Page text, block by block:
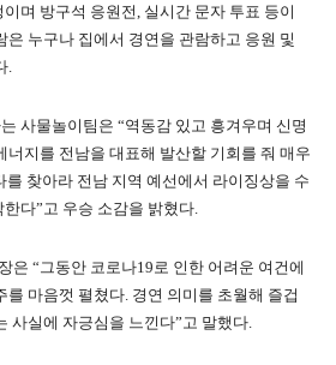
며 방구석 응원전, 실시간 문자 투표 등이
은 누구나 집에서 경연을 관람하고 응원 및
.
사물놀이팀은 “역동감 있고 흥겨우며 신명
너지를 전남을 대표해 발산할 기회를 줘 매우
를 찾아라 전남 지역 예선에서 라이징상을 수
다”고 우승 소감을 밝혔다.
은 “그동안 코로나19로 인한 어려운 여건에
를 마음껏 펼쳤다. 경연 의미를 초월해 즐겁
사실에 자긍심을 느낀다”고 말했다.